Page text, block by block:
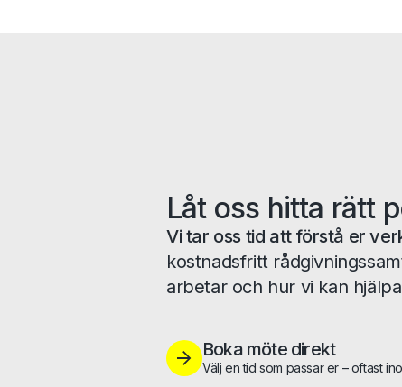
Låt oss hitta rätt
Vi tar oss tid att förstå er
kostnadsfritt
arbetar och hur vi kan
Boka möte direkt
Välj en tid som passar er – oftast